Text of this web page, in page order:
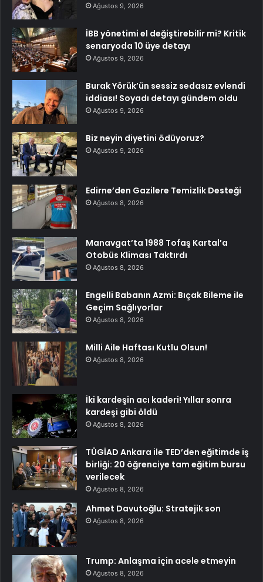
Ağustos 9, 2026
İBB yönetimi el değiştirebilir mi? Kritik
senaryoda 10 üye detayı
Ağustos 9, 2026
Burak Yörük’ün sessiz sedasız evlendi
iddiası! Soyadı detayı gündem oldu
Ağustos 9, 2026
Biz neyin diyetini ödüyoruz?
Ağustos 9, 2026
Edirne’den Gazilere Temizlik Desteği
Ağustos 8, 2026
Manavgat’ta 1988 Tofaş Kartal’a
Otobüs Kliması Taktırdı
Ağustos 8, 2026
Engelli Babanın Azmi: Bıçak Bileme ile
Geçim Sağlıyorlar
Ağustos 8, 2026
Milli Aile Haftası Kutlu Olsun!
Ağustos 8, 2026
İki kardeşin acı kaderi! Yıllar sonra
kardeşi gibi öldü
Ağustos 8, 2026
TÜGİAD Ankara ile TED’den eğitimde iş
birliği: 20 öğrenciye tam eğitim bursu
verilecek
Ağustos 8, 2026
Ahmet Davutoğlu: Stratejik son
Ağustos 8, 2026
Trump: Anlaşma için acele etmeyin
Ağustos 8, 2026